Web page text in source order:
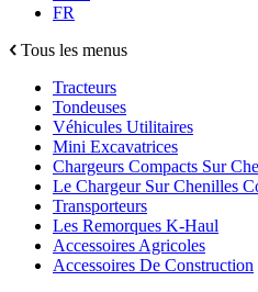
FR
Tous les menus
Tracteurs
Tondeuses
Véhicules Utilitaires
Mini Excavatrices
Chargeurs Compacts Sur
Le Chargeur Sur Chenilles
Transporteurs
Les Remorques K-Haul
Accessoires Agricoles
Accessoires De Construction